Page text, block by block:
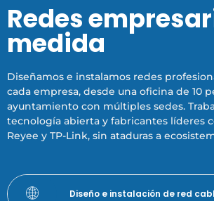
Redes
medida
Diseñamos e instalamos redes
cada empresa, desde una oficina de 10
ayuntamiento con múltiples sedes.
tecnología abierta y fabricantes líderes
Reyee y TP-Link, sin ataduras a
Diseño e instalación de red